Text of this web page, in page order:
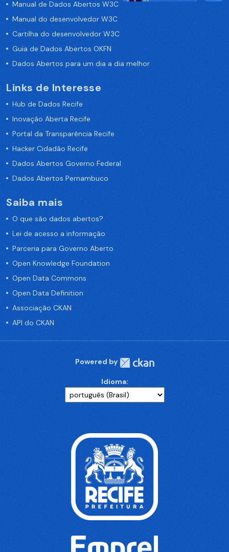
Manual de Dados Abertos W3C
Manual do desenvolvedor W3C
Cartilha do desenvolvedor W3C
Guia de Dados Abertos OKFN
Dados Abertos para um dia a dia melhor
Links de Interesse
Hub de Dados Recife
Inovação Aberta Recife
Portal da Transparência Recife
Hacker Cidadão Recife
Dados Abertos Governo Federal
Dados Abertos Pernambuco
Saiba mais
O que são dados abertos?
Lei de acesso a informação
Parceria para Governo Aberto
Open Knowledge Foundation
Open Data Commons
Open Data Definition
Associação CKAN
API do CKAN
Powered by
Idioma